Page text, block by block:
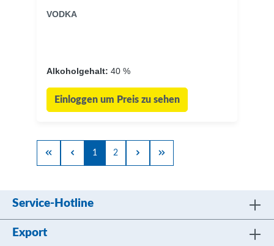
VODKA
Alkoholgehalt: 40 %
Einloggen um Preis zu sehen
1 2
Service-Hotline
Export